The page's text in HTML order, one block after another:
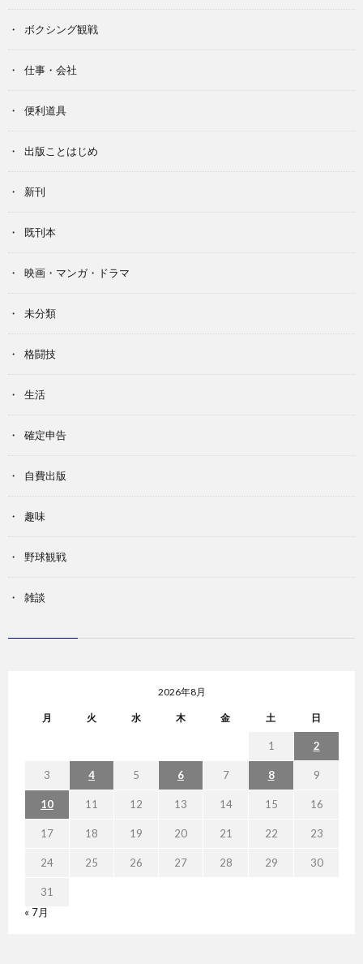
ボクシング観戦
仕事・会社
便利道具
出版ことはじめ
新刊
既刊本
映画・マンガ・ドラマ
未分類
格闘技
生活
確定申告
自費出版
趣味
野球観戦
雑談
2026年8月
月 火 水 木 金 土 日
1 2
3 4 5 6 7 8 9
10 11 12 13 14 15 16
17 18 19 20 21 22 23
24 25 26 27 28 29 30
31
« 7月